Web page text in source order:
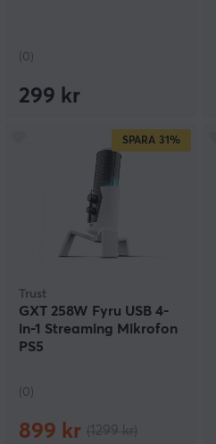
(0)
299 kr
SPARA 31%
Trust
GXT 258W Fyru USB 4-
in-1 Streaming Mikrofon
PS5
(0)
899 kr